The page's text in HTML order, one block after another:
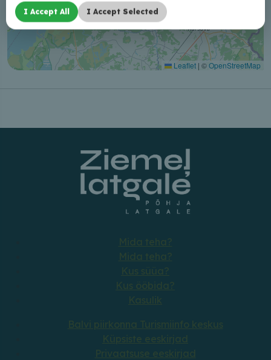
Leaflet | ©OpenStreetMap
Mida teha?
Mida teha?
Kus ööbida?
Kasulik
Balvi piirkonna Turismiinfo keskus
Küpsiste eeskirjad
Privaatsuse eeskirjad
I Accept All I Accept Selected